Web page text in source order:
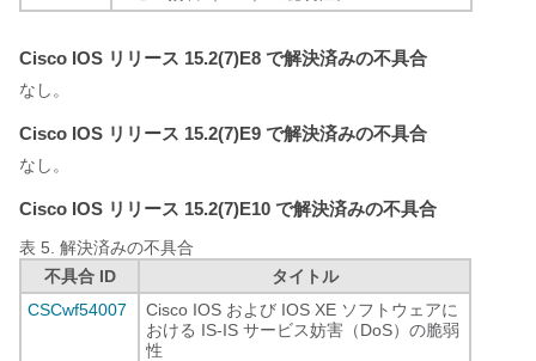
Cisco IOS リリース 15.2(7)E8 で解決済みの不具合
なし。
Cisco IOS リリース 15.2(7)E9 で解決済みの不具合
なし。
Cisco IOS リリース 15.2(7)E10 で解決済みの不具合
表 5. 解決済みの不具合
不具合 ID
タイトル
CSCwf54007
Cisco IOS および IOS XE ソフトウェアに
おける IS-IS サービス妨害（DoS）の脆弱
性